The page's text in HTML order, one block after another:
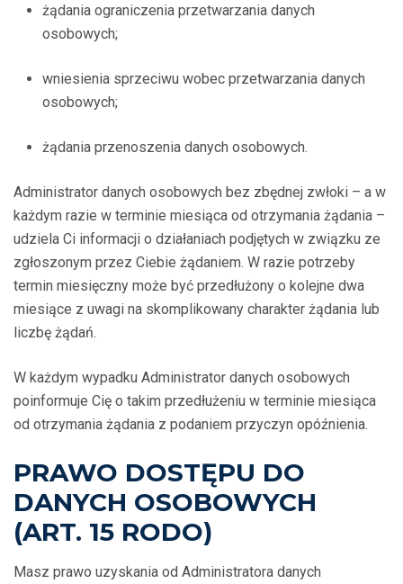
żądania ograniczenia przetwarzania danych
osobowych;
wniesienia sprzeciwu wobec przetwarzania danych
osobowych;
żądania przenoszenia danych osobowych.
Administrator danych osobowych bez zbędnej zwłoki – a w
każdym razie w terminie miesiąca od otrzymania żądania –
udziela Ci informacji o działaniach podjętych w związku ze
zgłoszonym przez Ciebie żądaniem. W razie potrzeby
termin miesięczny może być przedłużony o kolejne dwa
miesiące z uwagi na skomplikowany charakter żądania lub
liczbę żądań.
W każdym wypadku Administrator danych osobowych
poinformuje Cię o takim przedłużeniu w terminie miesiąca
od otrzymania żądania z podaniem przyczyn opóźnienia.
PRAWO DOSTĘPU DO
DANYCH OSOBOWYCH
(ART. 15 RODO)
Masz prawo uzyskania od Administratora danych